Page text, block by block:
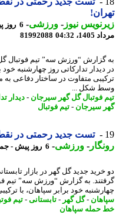
نیوز-ورزشی-
04:32
81992088
“ورزش سه” تیم فوتبال گل
تدارکاتی روز چهارشنبه خود
متفاوت در ساختار دفاعی به
شکل ...
فوتبال گل گهر سیرجان -دیدار
سیرجان -تیم فوتبال
تست جدید رحمتی در نقطه
-ورزشی-6 روز پیش - جمعه 9 مرداد 1405، 04:32
جدید گل گهر در بازار تابستانی
به گزارش “ورزش سه” تیم
خود برابر سپاهان، با ترکیبی ...
-گل گهر-تابستانی-تیم
سپاهان